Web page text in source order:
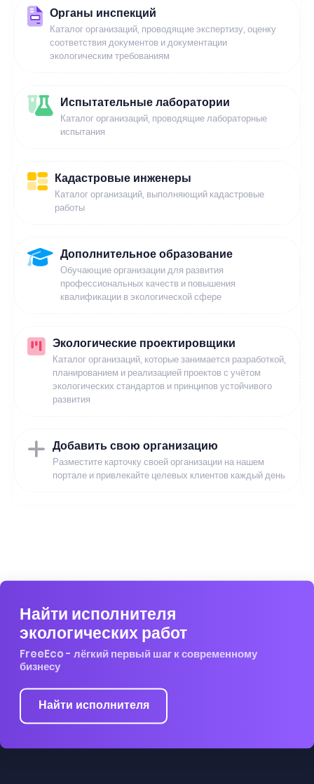
Органы инспекций
Каталог организаций, проводящие экспертизу, оценку
соответствия документов и документации
экологическим требованиям
Испытательные лаборатории
Каталог организаций, проводящие лабораторные
испытания
Кадастровые инженеры
Каталог организаций, выполняющий кадастровые
работы
Дополнительное образование
Обучающие организации для развития
профессиональных качеств и повышения
квалификации в экологической сфере
Экологические проектировщики
Каталог организаций, которые занимается разработкой,
планированием и реализацией проектов с учётом
экологических стандартов и принципов устойчивого
развития
Добавить свою организацию
Разместите карточку своей организации на нашем
портале и привлекайте целевых клиентов каждый день
Найти исполнителя
экологических работ
FreeEco - лёгкий первый шаг к современному
бизнесу
Найти исполнителя